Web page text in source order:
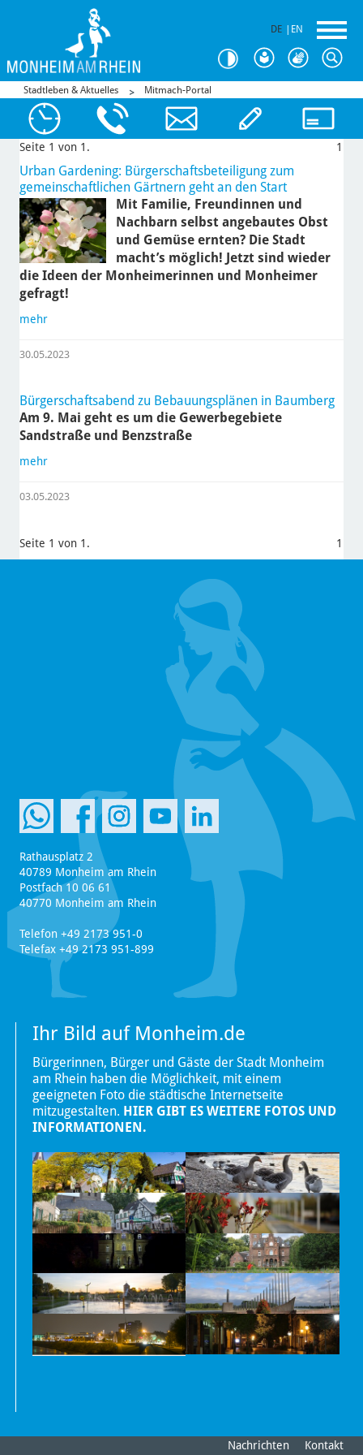
DE EN
Stadtleben & Aktuelles Mitmach-Portal
Seite 1 von 1. 1
Urban Gardening: Bürgerschaftsbeteiligung zum
gemeinschaftlichen Gärtnern geht an den Start
Mit Familie, Freundinnen und
Nachbarn selbst angebautes Obst
und Gemüse ernten? Die Stadt
macht’s möglich! Jetzt sind wieder
die Ideen der Monheimerinnen und Monheimer
gefragt!
mehr
30.05.2023
Bürgerschaftsabend zu Bebauungsplänen in Baumberg
Am 9. Mai geht es um die Gewerbegebiete
Sandstraße und Benzstraße
mehr
03.05.2023
Seite 1 von 1. 1
Rathausplatz 2
40789 Monheim am Rhein
Postfach 10 06 61
40770 Monheim am Rhein
Telefon +49 2173 951-0
Telefax +49 2173 951-899
Ihr Bild auf Monheim.de
Bürgerinnen, Bürger und Gäste der Stadt Monheim
am Rhein haben die Möglichkeit, mit einem
geeigneten Foto die städtische Internetseite
mitzugestalten. HIER GIBT ES WEITERE FOTOS UND
INFORMATIONEN.
Nachrichten Kontakt